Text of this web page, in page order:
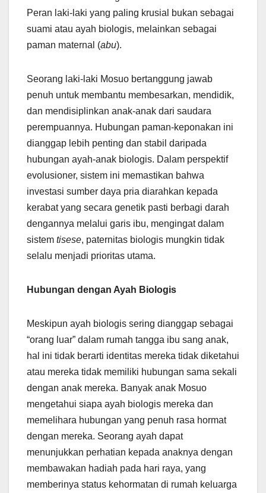
Peran laki-laki yang paling krusial bukan sebagai
suami atau ayah biologis, melainkan sebagai
paman maternal (abu).
Seorang laki-laki Mosuo bertanggung jawab
penuh untuk membantu membesarkan, mendidik,
dan mendisiplinkan anak-anak dari saudara
perempuannya. Hubungan paman-keponakan ini
dianggap lebih penting dan stabil daripada
hubungan ayah-anak biologis. Dalam perspektif
evolusioner, sistem ini memastikan bahwa
investasi sumber daya pria diarahkan kepada
kerabat yang secara genetik pasti berbagi darah
dengannya melalui garis ibu, mengingat dalam
sistem tisese, paternitas biologis mungkin tidak
selalu menjadi prioritas utama.
Hubungan dengan Ayah Biologis
Meskipun ayah biologis sering dianggap sebagai
“orang luar” dalam rumah tangga ibu sang anak,
hal ini tidak berarti identitas mereka tidak diketahui
atau mereka tidak memiliki hubungan sama sekali
dengan anak mereka. Banyak anak Mosuo
mengetahui siapa ayah biologis mereka dan
memelihara hubungan yang penuh rasa hormat
dengan mereka. Seorang ayah dapat
menunjukkan perhatian kepada anaknya dengan
membawakan hadiah pada hari raya, yang
memberinya status kehormatan di rumah keluarga